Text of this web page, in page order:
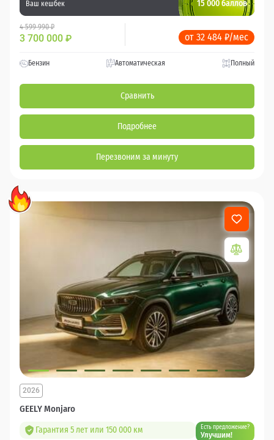
Ваш кешбек 15 000 баллов
4 599 990 ₽
3 700 000 ₽ от 32 484 ₽/мес
Бензин Автоматическая Полный
Сравнить
Подробнее
Перезвоним за минуту
GEELY Monjaro
2026
Гарантия 5 лет или 150 000 км Есть предложение?
Улучшим!